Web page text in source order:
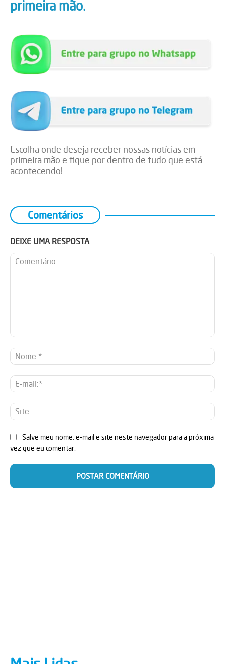
primeira mão.
Escolha onde deseja receber nossas notícias em
primeira mão e fique por dentro de tudo que está
acontecendo!
Comentários
DEIXE UMA RESPOSTA
E-
Salve meu nome, e-mail e site neste navegador para a próxima
vez que eu comentar.